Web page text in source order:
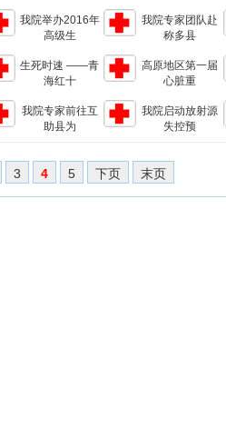
我院举办2016年
高级生
我院专家团队赴
称多县
生死时速 ——青
海红十
高原地区第一届
心脏重
我院专家前往互
助县为
我院启动放射源
失控预
3 4 5 下页 末页